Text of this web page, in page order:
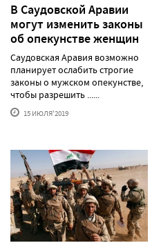
В Саудовской Аравии
могут изменить законы
об опекунстве женщин
Саудовская Аравия возможно
планирует ослабить строгие
законы о мужском опекунстве,
чтобы разрешить ......
15 ИЮЛЯ'2019